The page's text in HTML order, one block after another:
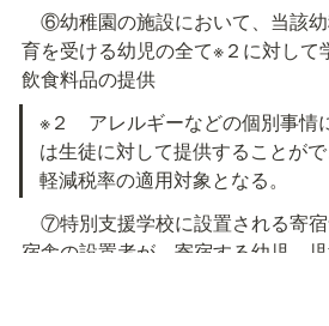
⑥幼稚園の施設において、当該
育を受ける幼児の全て※２に対して
飲食料品の提供
※２　アレルギーなどの個別事情
は生徒に対して提供することが
軽減税率の適用対象となる。
⑦特別支援学校に設置される寄
宿舎の設置者が、寄宿する幼児、